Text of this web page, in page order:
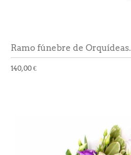
Ramo fúnebre de Orquídeas.
140,00 €